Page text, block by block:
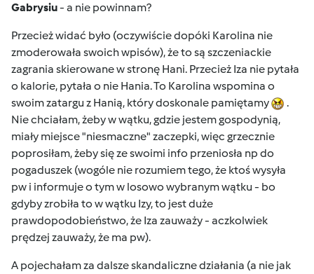
Gabrysiu- a nie powinnam?
Przecież widać było (oczywiście dopóki Karolina nie
zmoderowała swoich wpisów), że to są szczeniackie
zagrania skierowane w stronę Hani. Przecież Iza nie pytała
o kalorie, pytała o nie Hania. To Karolina wspomina o
swoim zatargu z Hanią, który doskonale pamiętamy
.
Nie chciałam, żeby w wątku, gdzie jestem gospodynią,
miały miejsce "niesmaczne" zaczepki, więc grzecznie
poprosiłam, żeby się ze swoimi info przeniosła np do
pogaduszek (wogóle nie rozumiem tego, że ktoś wysyła
pw i informuje o tym w losowo wybranym wątku - bo
gdyby zrobiła to w wątku Izy, to jest duże
prawdopodobieństwo, że Iza zauważy - aczkolwiek
prędzej zauważy, że ma pw).
A pojechałam za dalsze skandaliczne działania (a nie jak